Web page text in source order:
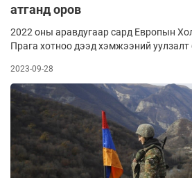
атганд оров
2022 оны аравдугаар сард Европын
Прага хотноо дээд хэмжээний уулзалт
нийгэмлэгээс гаргасан Алма-Атагийн
мөрдөхөө Армени, Азербайжан улс
Өөрөөр хэлбэл, нэгнийхээ нутаг
байдал, тусгаар тогтнолыг ЗХУ-ын БНУ
хил хязгаараар хүлээн зөвшөөрсөн
бол Уулын Карабах нь Азербайжаны
уг дээд хэмжээний уулзалт дээр
2023-09-28